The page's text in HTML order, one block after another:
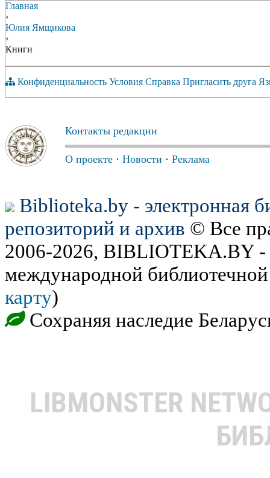
Главная
›
Юлия Ямщикова
›
Книги
Конфиденциальность Условия Справка Пригласить друга
Контакты редакции
О проекте · Новости · Реклама
Biblioteka.by - электронная
репозиторий и архив © Все
2006-2026, BIBLIOTEKA.BY -
международной
карту)
Сохраняя наследие
LIBMONSTER